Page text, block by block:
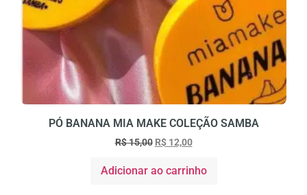
PÓ BANANA MIA MAKE COLEÇÃO SAMBA
R$15,00 R$12,00
Adicionar ao carrinho